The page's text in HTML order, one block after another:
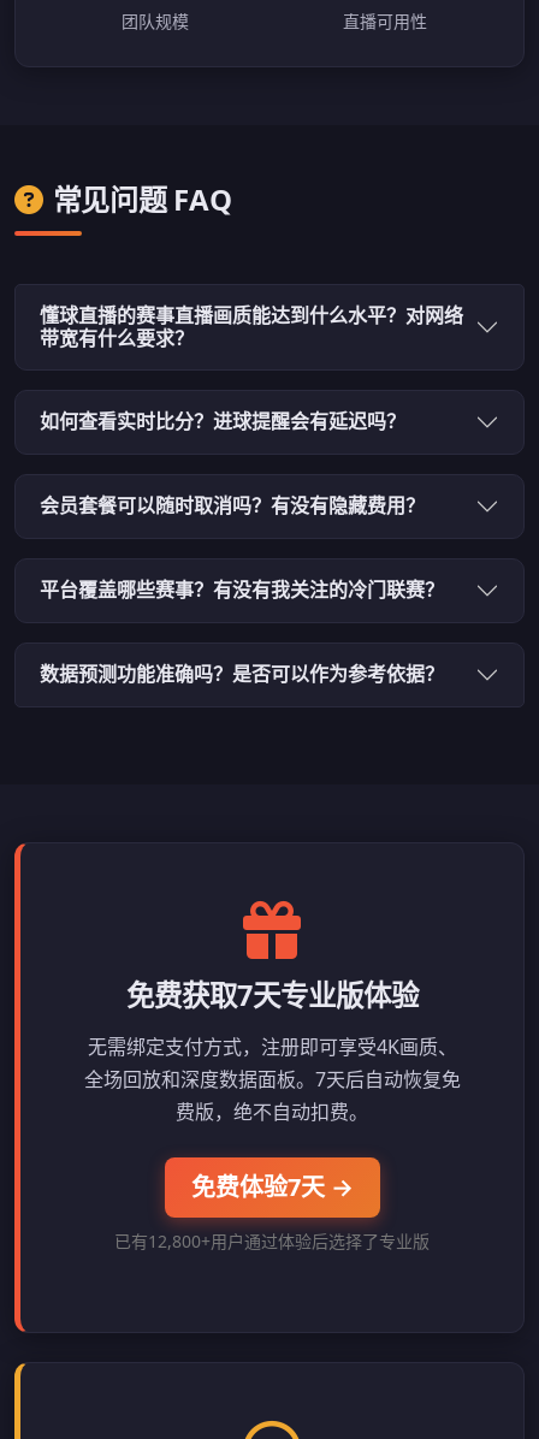
团队规模 直播可用性
常见问题 FAQ
懂球直播的赛事直播画质能达到什么水平？对网络
带宽有什么要求？
如何查看实时比分？进球提醒会有延迟吗？
会员套餐可以随时取消吗？有没有隐藏费用？
平台覆盖哪些赛事？有没有我关注的冷门联赛？
数据预测功能准确吗？是否可以作为参考依据？
免费获取7天专业版体验
无需绑定支付方式，注册即可享受4K画质、
全场回放和深度数据面板。7天后自动恢复免
费版，绝不自动扣费。
免费体验7天 →
已有12,800+用户通过体验后选择了专业版